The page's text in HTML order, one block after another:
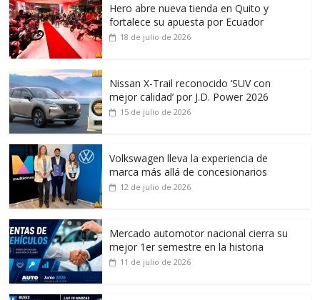
Hero abre nueva tienda en Quito y
fortalece su apuesta por Ecuador
18 de julio de 2026
Nissan X-Trail reconocido ‘SUV con
mejor calidad’ por J.D. Power 2026
15 de julio de 2026
Volkswagen lleva la experiencia de
marca más allá de concesionarios
12 de julio de 2026
Mercado automotor nacional cierra su
mejor 1er semestre en la historia
11 de julio de 2026